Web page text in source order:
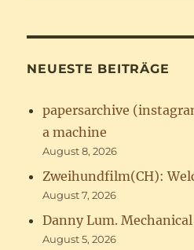
NEUESTE BEITRÄGE
papersarchive
a machine
August 8, 2026
Zweihundfilm(CH):
August 7, 2026
Danny Lum.
August 5, 2026